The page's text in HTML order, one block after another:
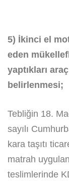
5) İkinci el
eden
yaptıkları
belirlenmesi;
Tebliğin 18.
sayılı
kara taşıtı
matrah
teslimlerinde